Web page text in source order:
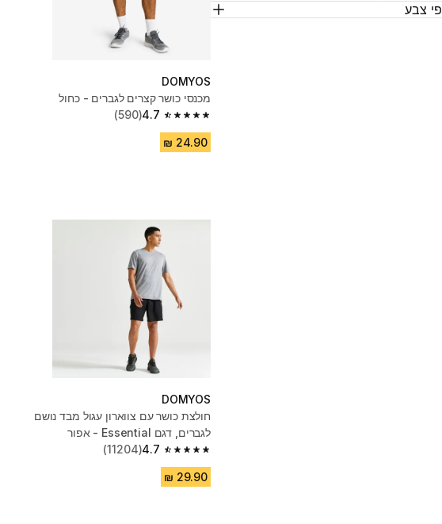
צבע
DOMYOS
מכנסי כושר קצרים לגברים - כחול
4.7
4.7 out of 5 stars from 590 reviews
(590)
DOMYOS
חולצת כושר עם צווארון עגול מבד נושם
לגברים, דגם Essential - אפור
4.7
4.7 out of 5 stars from 11204 reviews
(11204)